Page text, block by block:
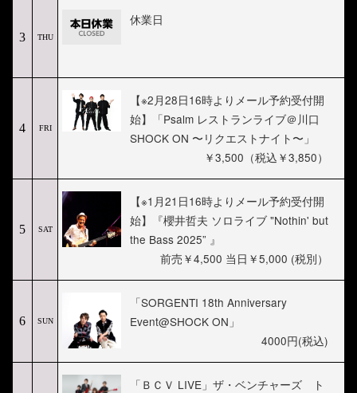
3 THU
休業日
4 FRI
【※2月28日16時よりメール予約受付開
始】「Psalm レストランライブ＠川口
SHOCK ON 〜リクエストナイト〜」
￥3,500（税込￥3,850）
5 SAT
【※1月21日16時よりメール予約受付開
始】『櫻井哲夫 ソロライブ "Nothin' but
the Bass 2025” 』
前売￥4,500 当日￥5,000 (税別）
6 SUN
「SORGENTI 18th Anniversary
Event@SHOCK ON」
4000円(税込)
「ＢＣＶ LIVE」ザ・ベンチャーズ ト